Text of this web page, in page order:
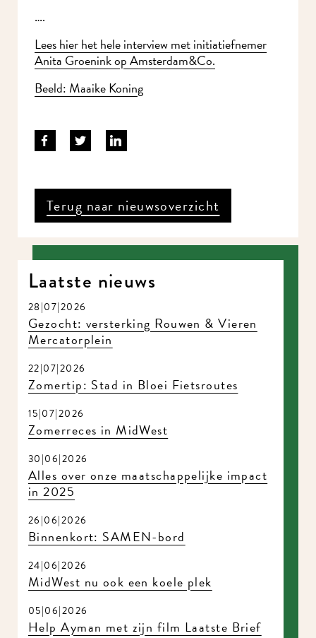
….
Lees hier het hele interview met initiatiefnemer
Anita Groenink op Amsterdam&Co.
Beeld: Maaike Koning
Terug naar nieuwsoverzicht
Laatste nieuws
28|07|2026
Gezocht: versterking Rouwen & Vieren
Mercatorplein
22|07|2026
Zomertip: Stad in Bloei Fietsroutes
15|07|2026
Zomerreces in MidWest
30|06|2026
Alles over onze maatschappelijke impact
in 2025
26|06|2026
Binnenkort: SAMEN-bord
24|06|2026
MidWest nu ook een koele plek
05|06|2026
Help Ayman met zijn film Laatste Brief